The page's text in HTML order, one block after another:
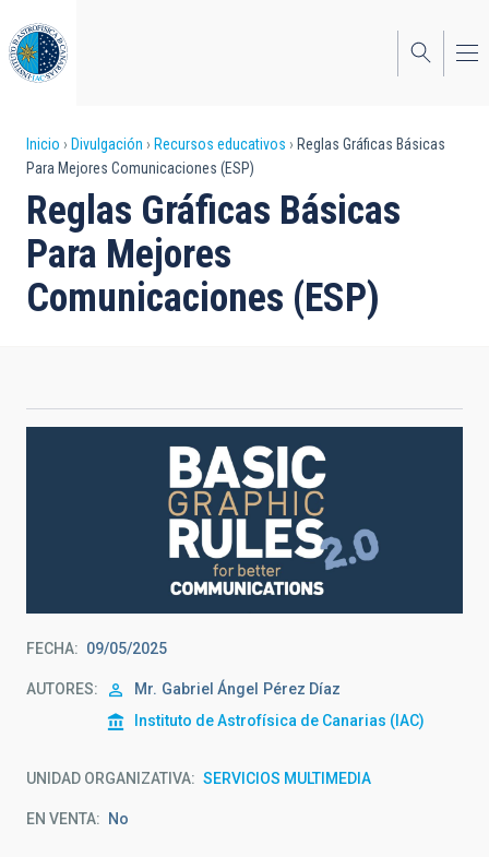
al
contenido
principal
Sobrescribir
enlaces
de
ayuda
a
Inicio Divulgación Recursos educativos
Reglas Gráficas Básicas
Para Mejores Comunicaciones (ESP)
Reglas Gráficas Básicas
Para Mejores
Comunicaciones (ESP)
FECHA 09/05/2025
AUTORES Mr. Gabriel Ángel
Pérez Díaz
Instituto de Astrofísica de Canarias (IAC)
UNIDAD ORGANIZATIVA SERVICIOS MULTIMEDIA
EN VENTA No